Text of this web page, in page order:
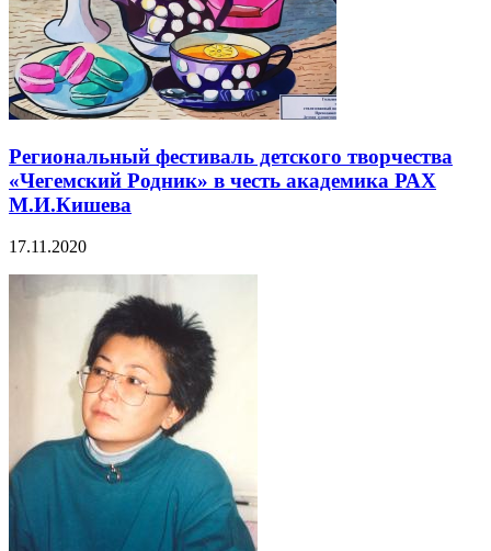
Региональный фестиваль детского творчества
«Чегемский Родник» в честь академика РАХ
М.И.Кишева
17.11.2020